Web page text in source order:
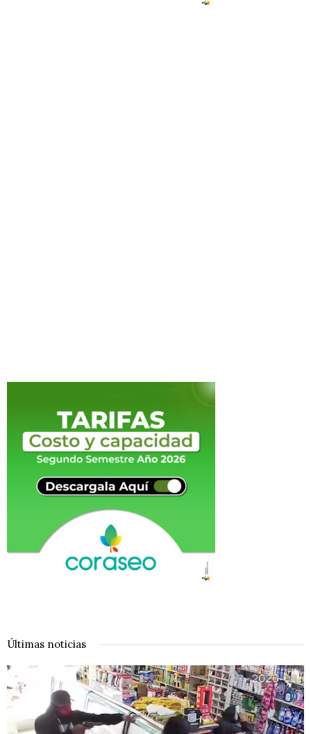
Últimas noticias